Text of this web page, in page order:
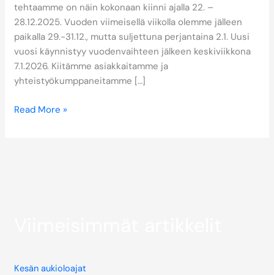
tehtaamme on näin kokonaan kiinni ajalla 22. –
28.12.2025. Vuoden viimeisellä viikolla olemme jälleen
paikalla 29.-31.12., mutta suljettuna perjantaina 2.1. Uusi
vuosi käynnistyy vuodenvaihteen jälkeen keskiviikkona
7.1.2026. Kiitämme asiakkaitamme ja
yhteistyökumppaneitamme […]
Read More »
Kesän aukioloajat